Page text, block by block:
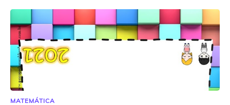
MATEMÁTICA